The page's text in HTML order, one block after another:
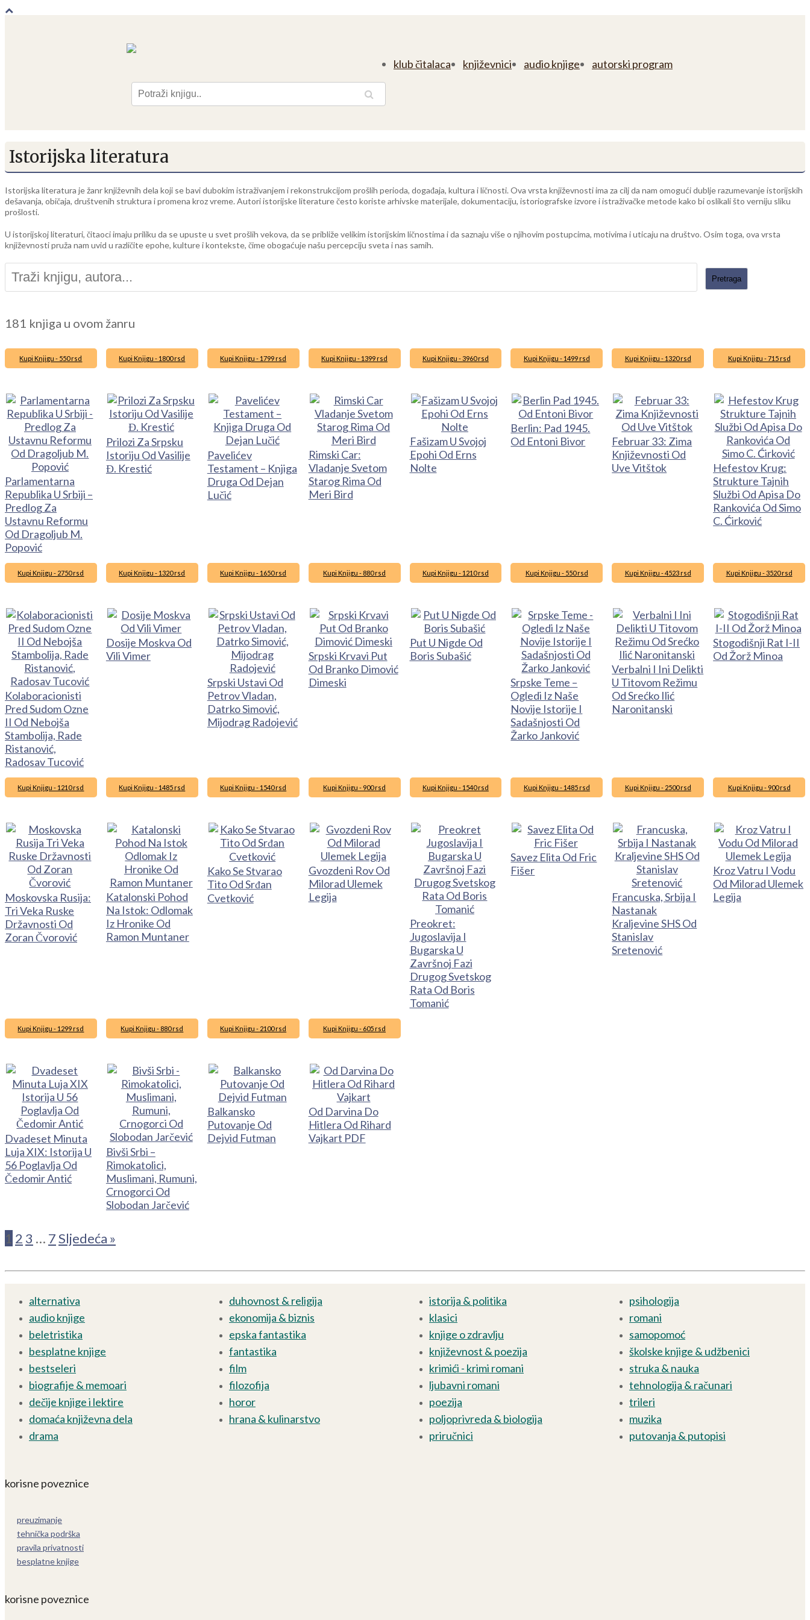
klub čitalaca književnici audio knjige autorski program
Istorijska literatura
Istorijska literatura je žanr književnih dela koji se bavi dubokim istraživanjem i rekonstrukcijom prošlih perioda, događaja, kultura i ličnosti. Ova vrsta književnosti ima za cilj da nam omogući dublje razumevanje istorijskih
dešavanja, običaja, društvenih struktura i promena kroz vreme. Autori istorijske literature često koriste arhivske materijale, dokumentaciju, istoriografske izvore i istraživačke metode kako bi oslikali što verniju sliku
prošlosti.
U istorijskoj literaturi, čitaoci imaju priliku da se upuste u svet prošlih vekova, da se približe velikim istorijskim ličnostima i da saznaju više o njihovim postupcima, motivima i uticaju na društvo. Osim toga, ova vrsta
književnosti pruža nam uvid u različite epohe, kulture i kontekste, čime obogaćuje našu percepciju sveta i nas samih.
181 knjiga u ovom žanru
Kupi Knjigu - 550 rsd
Parlamentarna
Republika U Srbiji –
Predlog Za
Ustavnu Reformu
Od Dragoljub M.
Popović
Kupi Knjigu - 1800 rsd
Prilozi Za Srpsku
Istoriju Od Vasilije
Đ. Krestić
Kupi Knjigu - 1799 rsd
Pavelićev
Testament – Knjiga
Druga Od Dejan
Lučić
Kupi Knjigu - 1399 rsd
Rimski Car:
Vladanje Svetom
Starog Rima Od
Meri Bird
Kupi Knjigu - 3960 rsd
Fašizam U Svojoj
Epohi Od Erns
Nolte
Kupi Knjigu - 1499 rsd
Berlin: Pad 1945.
Od Entoni Bivor
Kupi Knjigu - 1320 rsd
Februar 33: Zima
Književnosti Od
Uve Vitštok
Kupi Knjigu - 715 rsd
Hefestov Krug:
Strukture Tajnih
Službi Od Apisa Do
Rankovića Od Simo
C. Ćirković
Kupi Knjigu - 2750 rsd
Kolaboracionisti
Pred Sudom Ozne
II Od Nebojša
Stambolija, Rade
Ristanović,
Radosav Tucović
Kupi Knjigu - 1320 rsd
Dosije Moskva Od
Vili Vimer
Kupi Knjigu - 1650 rsd
Srpski Ustavi Od
Petrov Vladan,
Datrko Simović,
Mijodrag Radojević
Kupi Knjigu - 880 rsd
Srpski Krvavi Put
Od Branko Dimović
Dimeski
Kupi Knjigu - 1210 rsd
Put U Nigde Od
Boris Subašić
Kupi Knjigu - 550 rsd
Srpske Teme –
Ogledi Iz Naše
Novije Istorije I
Sadašnjosti Od
Žarko Janković
Kupi Knjigu - 4523 rsd
Verbalni I Ini Delikti
U Titovom Režimu
Od Srećko Ilić
Naronitanski
Kupi Knjigu - 3520 rsd
Stogodišnji Rat I-II
Od Žorž Minoa
Kupi Knjigu - 1210 rsd
Moskovska Rusija:
Tri Veka Ruske
Državnosti Od
Zoran Čvorović
Kupi Knjigu - 1485 rsd
Katalonski Pohod
Na Istok: Odlomak
Iz Hronike Od
Ramon Muntaner
Kupi Knjigu - 1540 rsd
Kako Se Stvarao
Tito Od Srđan
Cvetković
Kupi Knjigu - 900 rsd
Gvozdeni Rov Od
Milorad Ulemek
Legija
Kupi Knjigu - 1540 rsd
Preokret:
Jugoslavija I
Bugarska U
Završnoj Fazi
Drugog Svetskog
Rata Od Boris
Tomanić
Kupi Knjigu - 1485 rsd
Savez Elita Od Fric
Fišer
Kupi Knjigu - 2500 rsd
Francuska, Srbija I
Nastanak
Kraljevine SHS Od
Stanislav
Sretenović
Kupi Knjigu - 900 rsd
Kroz Vatru I Vodu
Od Milorad Ulemek
Legija
Kupi Knjigu - 1299 rsd
Dvadeset Minuta
Luja XIX: Istorija U
56 Poglavlja Od
Čedomir Antić
Kupi Knjigu - 880 rsd
Bivši Srbi –
Rimokatolici,
Muslimani, Rumuni,
Crnogorci Od
Slobodan Jarčević
Kupi Knjigu - 2100 rsd
Balkansko
Putovanje Od
Dejvid Futman
Kupi Knjigu - 605 rsd
Od Darvina Do
Hitlera Od Rihard
Vajkart PDF
1 2 3 … 7Sljedeća »
alternativa
audio knjige
beletristika
besplatne knjige
bestseleri
biografije & memoari
dečije knjige i lektire
domaća književna dela
drama
duhovnost & religija
ekonomija & biznis
epska fantastika
fantastika
film
filozofija
horor
hrana & kulinarstvo
istorija & politika
klasici
knjige o zdravlju
književnost & poezija
krimići - krimi romani
ljubavni romani
poezija
poljoprivreda & biologija
priručnici
psihologija
romani
samopomoć
školske knjige & udžbenici
struka & nauka
tehnologija & računari
trileri
muzika
putovanja & putopisi
korisne poveznice
preuzimanje
tehnička podrška
pravila privatnosti
besplatne knjige
korisne poveznice